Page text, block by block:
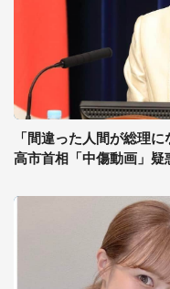
「間違った人間が総理
高市首相「中傷動画」疑